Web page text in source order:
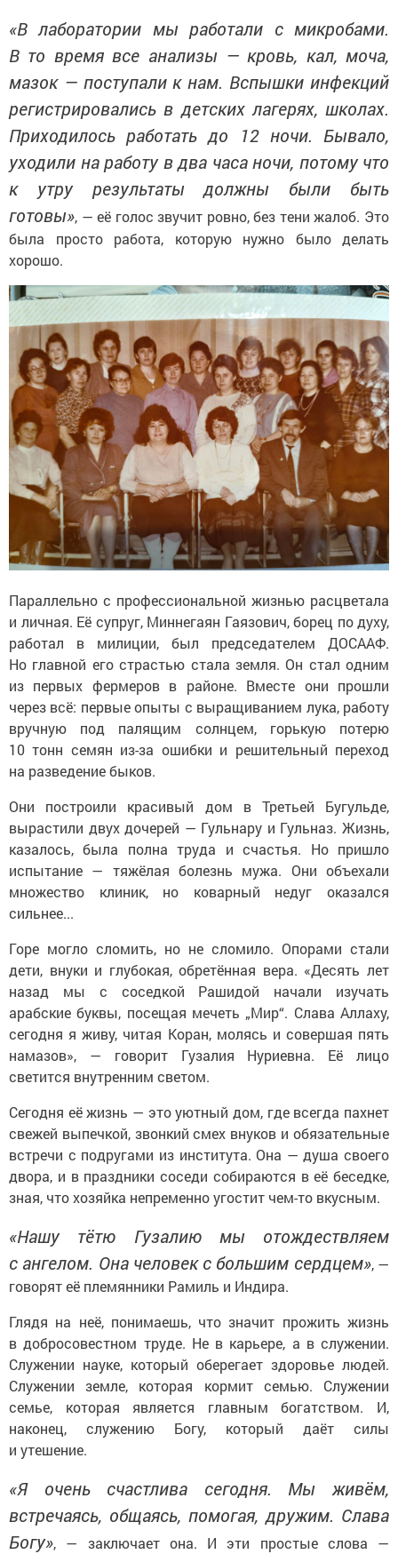
«В лаборатории мы работали с микробами.
В то время все анализы — кровь, кал, моча,
мазок — поступали к нам. Вспышки инфекций
регистрировались в детских лагерях, школах.
Приходилось работать до 12 ночи. Бывало,
уходили на работу в два часа ночи, потому что
к утру результаты должны были быть
готовы», — её голос звучит ровно, без тени жалоб. Это
была просто работа, которую нужно было делать
хорошо.
Параллельно с профессиональной жизнью расцветала
и личная. Её супруг, Миннегаян Гаязович, борец по духу,
работал в милиции, был председателем ДОСААФ.
Но главной его страстью стала земля. Он стал одним
из первых фермеров в районе. Вместе они прошли
через всё: первые опыты с выращиванием лука, работу
вручную под палящим солнцем, горькую потерю
10 тонн семян из-за ошибки и решительный переход
на разведение быков.
Они построили красивый дом в Третьей Бугульде,
вырастили двух дочерей — Гульнару и Гульназ. Жизнь,
казалось, была полна труда и счастья. Но пришло
испытание — тяжёлая болезнь мужа. Они объехали
множество клиник, но коварный недуг оказался
сильнее...
Горе могло сломить, но не сломило. Опорами стали
дети, внуки и глубокая, обретённая вера. «Десять лет
назад мы с соседкой Рашидой начали изучать
арабские буквы, посещая мечеть „Мир“. Слава Аллаху,
сегодня я живу, читая Коран, молясь и совершая пять
намазов», — говорит Гузалия Нуриевна. Её лицо
светится внутренним светом.
Сегодня её жизнь — это уютный дом, где всегда пахнет
свежей выпечкой, звонкий смех внуков и обязательные
встречи с подругами из института. Она — душа своего
двора, и в праздники соседи собираются в её беседке,
зная, что хозяйка непременно угостит чем-то вкусным.
«Нашу тётю Гузалию мы отождествляем
с ангелом. Она человек с большим сердцем», —
говорят её племянники Рамиль и Индира.
Глядя на неё, понимаешь, что значит прожить жизнь
в добросовестном труде. Не в карьере, а в служении.
Служении науке, который оберегает здоровье людей.
Служении земле, которая кормит семью. Служении
семье, которая является главным богатством. И,
наконец, служению Богу, который даёт силы
и утешение.
«Я очень счастлива сегодня. Мы живём,
встречаясь, общаясь, помогая, дружим. Слава
Богу», — заключает она. И эти простые слова —